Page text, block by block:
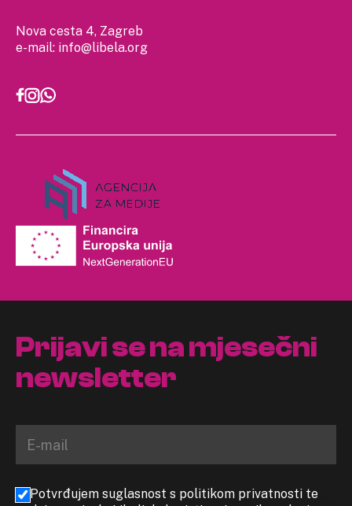
Nova cesta 4, Zagreb
e-mail: info@libela.org
Prijavi se na mjesečni
newsletter
Potvrđujem suglasnost s politikom privatnosti te